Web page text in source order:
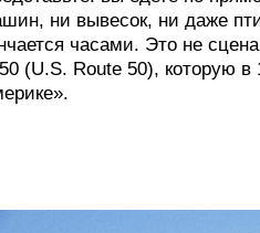
ни вывесок, ни даже
часами. Это не
(U.S. Route 50), которую в